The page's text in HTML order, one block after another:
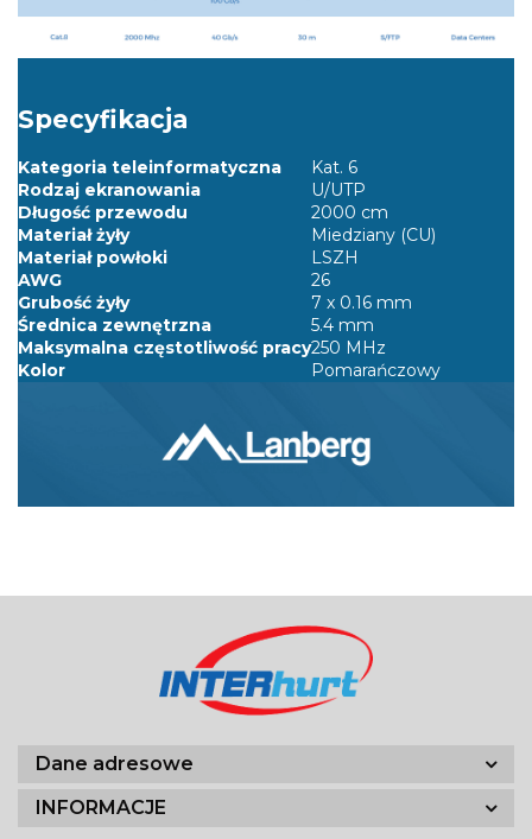
Specyfikacja
Kategoria teleinformatyczna
Kat. 6
Rodzaj ekranowania
U/UTP
Długość przewodu
2000 cm
Materiał żyły
Miedziany (CU)
Materiał powłoki
LSZH
AWG
26
Grubość żyły
7 x 0.16 mm
Średnica zewnętrzna
5.4 mm
Maksymalna częstotliwość pracy250 MHz
Kolor
Pomarańczowy
Dane adresowe
INFORMACJE